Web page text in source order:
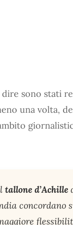
sono stati
una volta,
tallone d’Achille
concordano